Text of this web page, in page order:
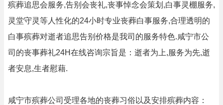
殡葬追思会服务,告别会丧礼,丧事悼念会策划,白事灵棚服务,
灵堂守灵等人性化的24小时专业丧葬白事服务,合理透明的
白事殡葬对逝者追思告别价格是我司的服务特色.咸宁市公
司的丧事葬礼24H在线咨询宗旨是：逝者为上,服务为先,逝
者安息,生者慰藉.
咸宁市殡葬公司受理各地的丧葬习俗以及安排殡葬内容：